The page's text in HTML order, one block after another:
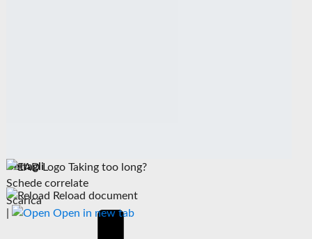
Taking too long?
Reload document
Open in new tab
Dettagli
Schede correlate
Scarica